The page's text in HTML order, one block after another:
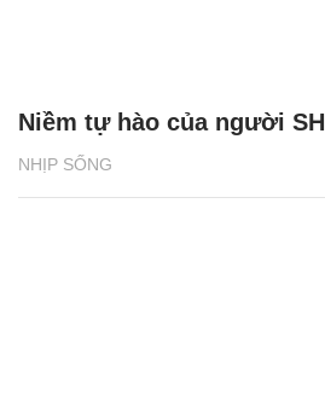
NHỊP SỐNG
Niềm tự hào của người